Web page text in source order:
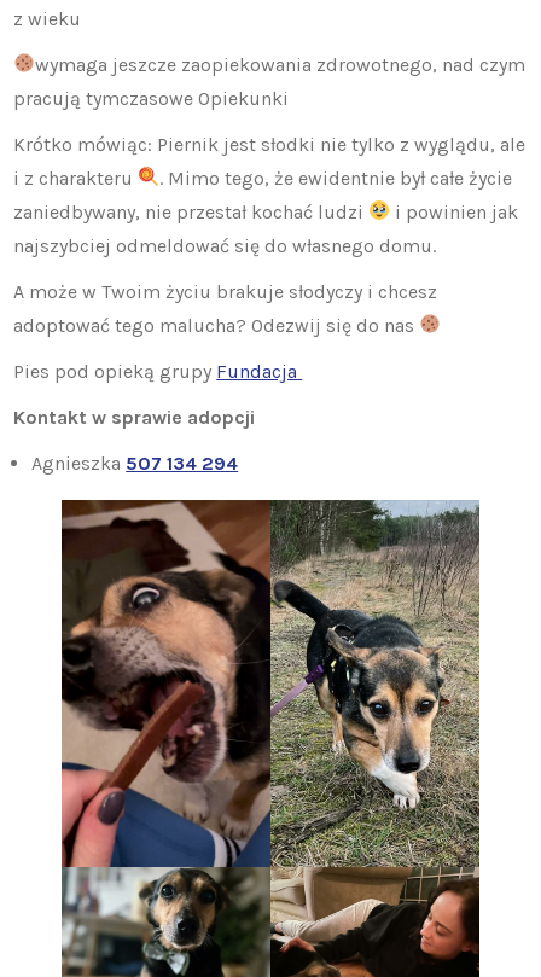
z wieku
wymaga jeszcze zaopiekowania zdrowotnego, nad czym
pracują tymczasowe Opiekunki
Krótko mówiąc: Piernik jest słodki nie tylko z wyglądu, ale
i z charakteru
. Mimo tego, że ewidentnie był całe życie
zaniedbywany, nie przestał kochać ludzi
i powinien jak
najszybciej odmeldować się do własnego domu.
A może w Twoim życiu brakuje słodyczy i chcesz
adoptować tego malucha? Odezwij się do nas
Pies pod opieką grupy Fundacja
Kontakt w sprawie adopcji
Agnieszka 507 134 294